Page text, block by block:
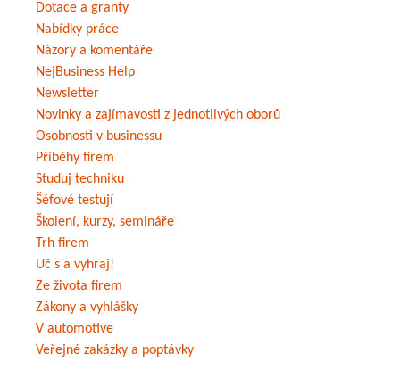
Dotace a granty
Nabídky práce
Názory a komentáře
NejBusiness Help
Newsletter
Novinky a zajímavosti z jednotlivých oborů
Osobnosti v businessu
Příběhy firem
Studuj techniku
Šéfové testují
Školení, kurzy, semináře
Trh firem
Uč s a vyhraj!
Ze života firem
Zákony a vyhlášky
V automotive
Veřejné zakázky a poptávky